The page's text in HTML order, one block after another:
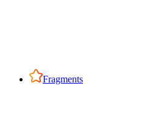
Fragments